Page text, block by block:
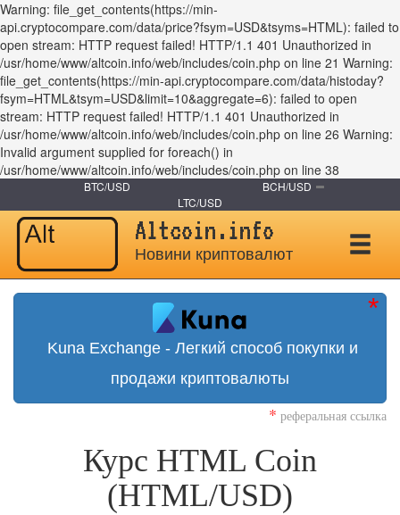
Warning: file_get_contents(https://min-
api.cryptocompare.com/data/price?fsym=USD&tsyms=HTML): failed to
open stream: HTTP request failed! HTTP/1.1 401 Unauthorized in
/usr/home/www/altcoin.info/web/includes/coin.php on line 21 Warning:
file_get_contents(https://min-api.cryptocompare.com/data/histoday?
fsym=HTML&tsym=USD&limit=10&aggregate=6): failed to open
stream: HTTP request failed! HTTP/1.1 401 Unauthorized in
/usr/home/www/altcoin.info/web/includes/coin.php on line 26 Warning:
Invalid argument supplied for foreach() in
/usr/home/www/altcoin.info/web/includes/coin.php on line 38
BTC/USD
BCH/USD
LTC/USD
Altcoin.info
Новини криптовалют
Kuna Exchange - Легкий способ покупки и
продажи криптовалюты
* реферальная ссылка
Курс HTML Coin
(HTML/USD)